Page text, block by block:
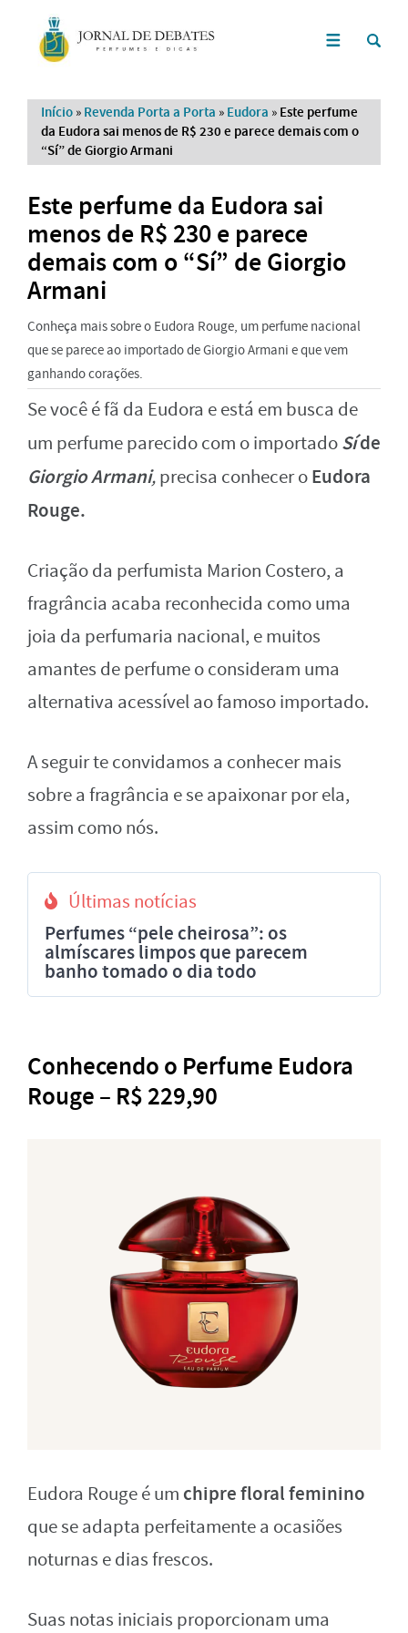
Início » Revenda Porta a Porta » Eudora » Este perfume
da Eudora sai menos de R$ 230 e parece demais com o
“Sí” de Giorgio Armani
Este perfume da Eudora sai
menos de R$ 230 e parece
demais com o “Sí” de Giorgio
Armani
Conheça mais sobre o Eudora Rouge, um perfume nacional
que se parece ao importado de Giorgio Armani e que vem
ganhando corações.
Se você é fã da Eudora e está em busca de
um perfume parecido com o importadoSíde
Giorgio Armani,precisa conhecer oEudora
Rouge.
Criação da perfumista Marion Costero, a
fragrância acaba reconhecida como uma
joia da perfumaria nacional, e muitos
amantes de perfume o consideram uma
alternativa acessível ao famoso importado.
A seguir te convidamos a conhecer mais
sobre a fragrância e se apaixonar por ela,
assim como nós.
Últimas notícias
Perfumes “pele cheirosa”: os
almíscares limpos que parecem
banho tomado o dia todo
Conhecendo o Perfume Eudora
Rouge – R$ 229,90
Eudora Rouge é um chipre floral feminino
que se adapta perfeitamente a ocasiões
noturnas e dias frescos.
Suas notas iniciais proporcionam uma